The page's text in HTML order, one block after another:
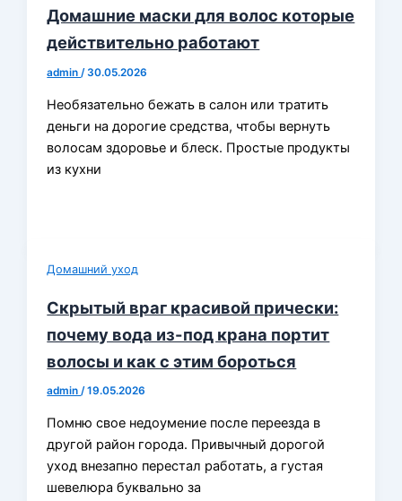
Домашние маски для волос которые
действительно работают
admin/30.05.2026
Необязательно бежать в салон или тратить
деньги на дорогие средства, чтобы вернуть
волосам здоровье и блеск. Простые продукты
из кухни
Домашний уход
Скрытый враг красивой прически:
почему вода из-под крана портит
волосы и как с этим бороться
admin/19.05.2026
Помню свое недоумение после переезда в
другой район города. Привычный дорогой
уход внезапно перестал работать, а густая
шевелюра буквально за